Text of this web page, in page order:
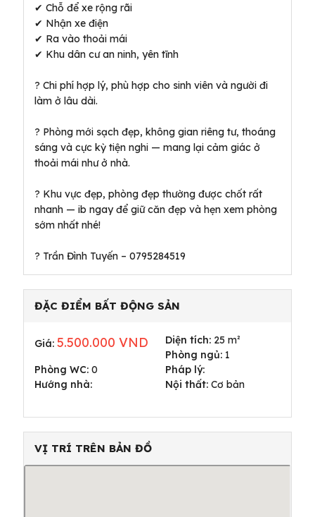
✔ Chỗ để xe rộng rãi
✔ Nhận xe điện
✔ Ra vào thoải mái
✔ Khu dân cư an ninh, yên tĩnh
? Chi phí hợp lý, phù hợp cho sinh viên và người đi
làm ở lâu dài.
? Phòng mới sạch đẹp, không gian riêng tư, thoáng
sáng và cực kỳ tiện nghi — mang lại cảm giác ở
thoải mái như ở nhà.
? Khu vực đẹp, phòng đẹp thường được chốt rất
nhanh — ib ngay để giữ căn đẹp và hẹn xem phòng
sớm nhất nhé!
ĐẶC ĐIỂM BẤT ĐỘNG SẢN
Giá: 5.500.000 VND Diện tích:25 m²
Phòng ngủ:1
Phòng WC:0
Pháp lý:
Hướng nhà:
Nội thất:Cơ bản
VỊ TRÍ TRÊN BẢN ĐỒ